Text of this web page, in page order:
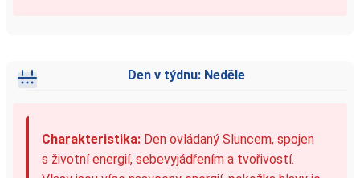
Den v týdnu: Neděle
Charakteristika: Den ovládaný Sluncem, spojen
s životní energií, sebevyjádřením a tvořivostí.